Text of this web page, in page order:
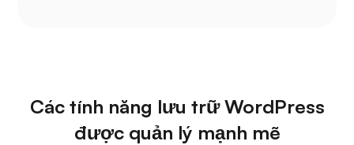
Các tính năng lưu trữ WordPress
được quản lý mạnh mẽ